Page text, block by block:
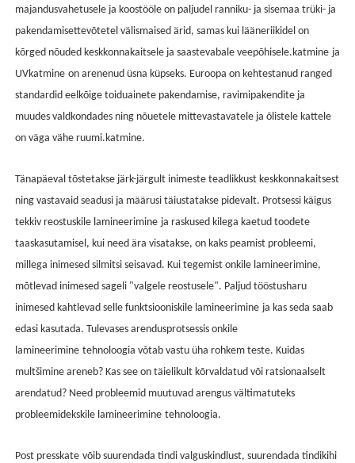
majandusvahetusele ja koostööle on paljudel ranniku- ja sisemaa trüki- ja
pakendamisettevõtetel välismaised ärid, samas kui lääneriikidel on
kõrged nõuded keskkonnakaitsele ja saastevabale veepõhisele. katmine ja
UVkatmine on arenenud üsna küpseks. Euroopa on kehtestanud ranged
standardid eelkõige toiduainete pakendamise, ravimipakendite ja
muudes valdkondades ning nõuetele mittevastavatele ja õlistele kattele
on väga vähe ruumi. katmine.
Tänapäeval tõstetakse järk-järgult inimeste teadlikkust keskkonnakaitsest
ning vastavaid seadusi ja määrusi täiustatakse pidevalt. Protsessi käigus
tekkiv reostuskile lamineerimine ja raskused kilega kaetud toodete
taaskasutamisel, kui need ära visatakse, on kaks peamist probleemi,
millega inimesed silmitsi seisavad. Kui tegemist onkile lamineerimine,
mõtlevad inimesed sageli "valgele reostusele". Paljud tööstusharu
inimesed kahtlevad selle funktsiooniskile lamineerimine ja kas seda saab
edasi kasutada. Tulevases arendusprotsessis onkile
lamineerimine tehnoloogia võtab vastu üha rohkem teste. Kuidas
multšimine areneb? Kas see on täielikult kõrvaldatud või ratsionaalselt
arendatud? Need probleemid muutuvad arengus vältimatuteks
probleemidekskile lamineerimine tehnoloogia.
Post presskate võib suurendada tindi valguskindlust, suurendada tindikihi